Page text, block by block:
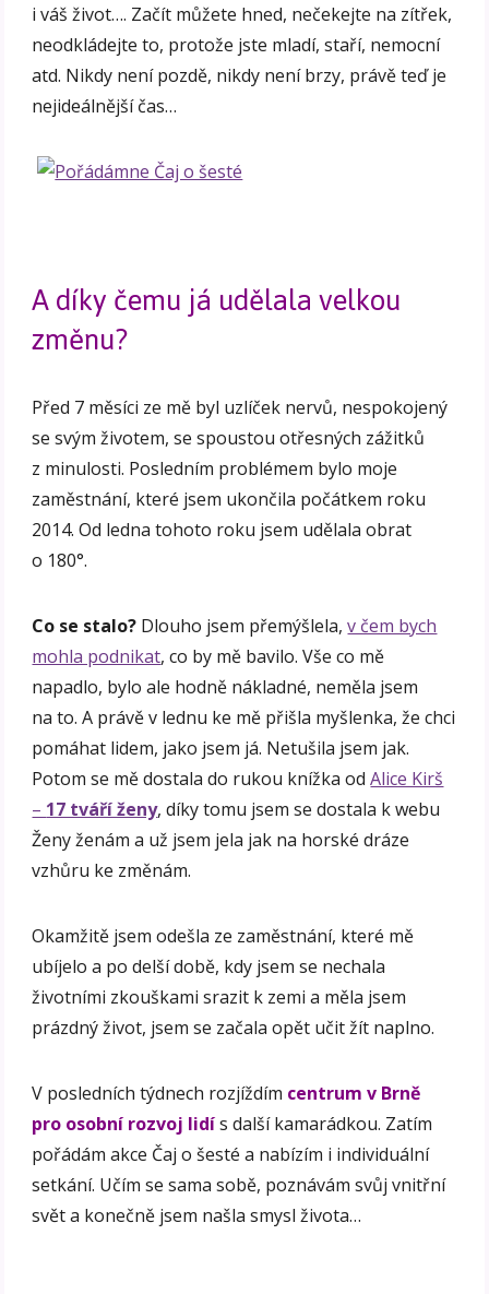
i váš život…. Začít můžete hned, nečekejte na zítřek,
neodkládejte to, protože jste mladí, staří, nemocní
atd. Nikdy není pozdě, nikdy není brzy, právě teď je
nejideálnější čas…
A díky čemu já udělala velkou
změnu?
Před 7 měsíci ze mě byl uzlíček nervů, nespokojený
se svým životem, se spoustou otřesných zážitků
z minulosti. Posledním problémem bylo moje
zaměstnání, které jsem ukončila počátkem roku
2014. Od ledna tohoto roku jsem udělala obrat
o 180°.
Co se stalo? Dlouho jsem přemýšlela,v čem bych
mohla podnikat, co by mě bavilo. Vše co mě
napadlo, bylo ale hodně nákladné, neměla jsem
na to. A právě v lednu ke mě přišla myšlenka, že chci
pomáhat lidem, jako jsem já. Netušila jsem jak.
Potom se mě dostala do rukou knížka odAlice Kirš
– 17 tváří ženy, díky tomu jsem se dostala k webu
Ženy ženám a už jsem jela jak na horské dráze
vzhůru ke změnám.
Okamžitě jsem odešla ze zaměstnání, které mě
ubíjelo a po delší době, kdy jsem se nechala
životními zkouškami srazit k zemi a měla jsem
prázdný život, jsem se začala opět učit žít naplno.
V posledních týdnech rozjíždím centrum v Brně
pro osobní rozvoj lidís další kamarádkou. Zatím
pořádám akce Čaj o šesté a nabízím i individuální
setkání. Učím se sama sobě, poznávám svůj vnitřní
svět a konečně jsem našla smysl života…